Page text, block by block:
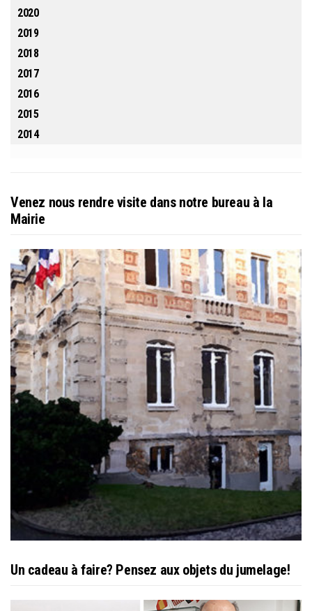
2020
2019
2018
2017
2016
2015
2014
Venez nous rendre visite dans notre bureau à la
Mairie
Un cadeau à faire? Pensez aux objets du jumelage!